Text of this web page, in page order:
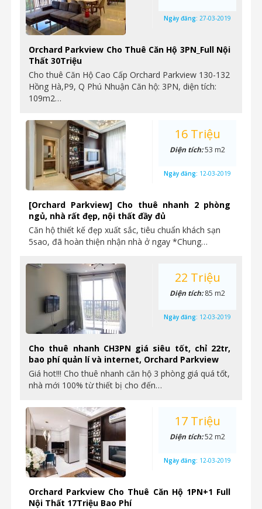
Orchard Parkview Cho Thuê Căn Hộ 3PN_Full Nội
Thất 30Triệu
Cho thuê Căn Hộ Cao Cấp Orchard Parkview 130-132
Hồng Hà,P9, Q Phú Nhuận Căn hộ: 3PN, diện tích:
109m2…
Ngày đăng: 27-03-2019
[Orchard Parkview] Cho thuê nhanh 2 phòng
ngủ, nhà rất đẹp, nội thất đầy đủ
Căn hộ thiết kế đẹp xuất sắc, tiêu chuẩn khách sạn
5sao, đã hoàn thiện nhận nhà ở ngay *Chung…
16 Triệu
Diện tích:53 m2
Ngày đăng: 12-03-2019
Cho thuê nhanh CH3PN giá siêu tốt, chỉ 22tr,
bao phí quản lí và internet, Orchard Parkview
Giá hot!!! Cho thuê nhanh căn hộ 3 phòng giá quá tốt,
nhà mới 100% từ thiết bị cho đến…
22 Triệu
Diện tích:85 m2
Ngày đăng: 12-03-2019
Orchard Parkview Cho Thuê Căn Hộ 1PN+1 Full
Nội Thất 17Triệu Bao Phí
17 Triệu
Diện tích:52 m2
Ngày đăng: 12-03-2019